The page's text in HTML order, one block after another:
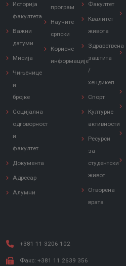
Историја
факултета
Важни
датуми
Мисија
Чињенице
и
бројке
Социјална
одговорност
и
факултет
Документа
Адресар
Алумни
програм
Научите
српски
Корисне
информације
Факултет
Квалитет
живота
Здравствена
заштита
/
хендикеп
Спорт
Културне
активности
Ресурси
за
студентски
живот
Отворена
врата
+381 11 3206 102
Факс: +381 11 2639 356